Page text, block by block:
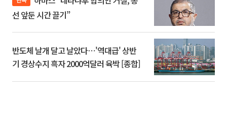
선 앞둔 시간 끌기”
반도체 날개 달고 날았다⋯'역대급' 상반
기 경상수지 흑자 2000억달러 육박 [종합]